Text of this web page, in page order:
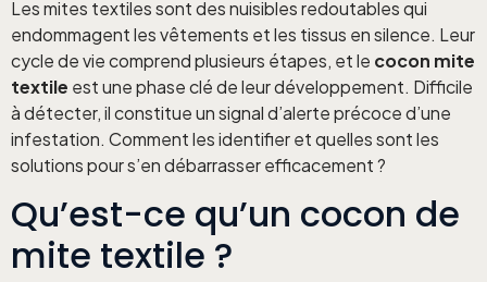
Les mites textiles sont des nuisibles redoutables qui
endommagent les vêtements et les tissus en silence. Leur
cycle de vie comprend plusieurs étapes, et le cocon mite
textile est une phase clé de leur développement. Difficile
à détecter, il constitue un signal d’alerte précoce d’une
infestation. Comment les identifier et quelles sont les
solutions pour s’en débarrasser efficacement ?
Qu’est-ce qu’un cocon de
mite textile ?